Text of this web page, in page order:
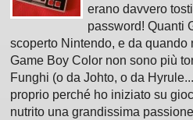
erano davvero
password! Quanti
scoperto Nintendo, e da quando
Game Boy Color non sono più
Funghi (o da Johto, o da
proprio perché ho iniziato su
nutrito una grandissima